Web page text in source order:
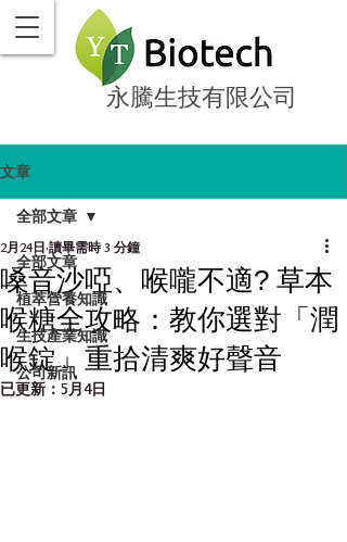
永騰生技有限公司
文章
全部文章
植萃營養知識
生技產業知識
公司新訊
全部文章
嗓音沙啞、喉嚨不適? 草本
喉糖全攻略：教你選對「潤
喉錠」重拾清爽好聲音
2月24日 讀畢需時 3 分鐘
已更新： 5月4日